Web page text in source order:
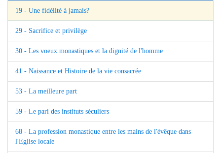
19 - Une fidélité à jamais?
29 - Sacrifice et privilège
30 - Les voeux monastiques et la dignité de l'homme
41 - Naissance et Histoire de la vie consacrée
53 - La meilleure part
59 - Le pari des instituts séculiers
68 - La profession monastique entre les mains de l'évêque dans
l'Eglise locale